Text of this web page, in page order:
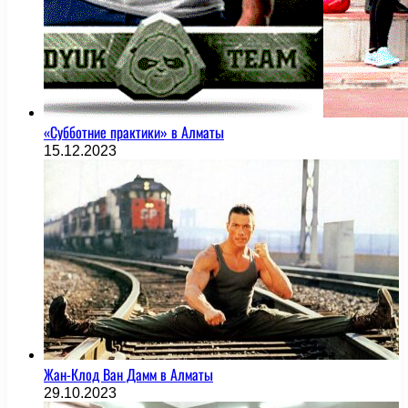
«Субботние практики» в Алматы
15.12.2023
Жан-Клод Ван Дамм в Алматы
29.10.2023